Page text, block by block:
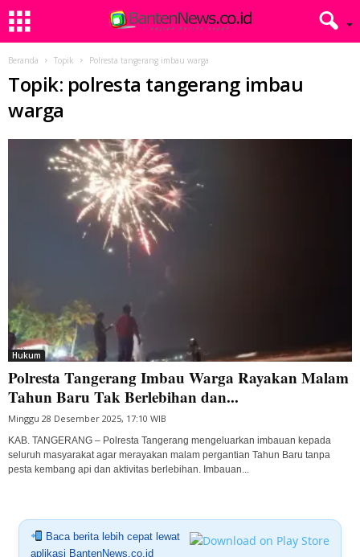
Beranda Topik Polresta tangerang imbau warga
Topik: polresta tangerang imbau
warga
Hukum
Polresta Tangerang Imbau Warga Rayakan Malam
Tahun Baru Tak Berlebihan dan...
Minggu 28 Desember 2025, 17:10 WIB
KAB. TANGERANG – Polresta Tangerang mengeluarkan imbauan kepada
seluruh masyarakat agar merayakan malam pergantian Tahun Baru tanpa
pesta kembang api dan aktivitas berlebihan. Imbauan...
Baca berita lebih cepat lewat
aplikasi BantenNews.co.id